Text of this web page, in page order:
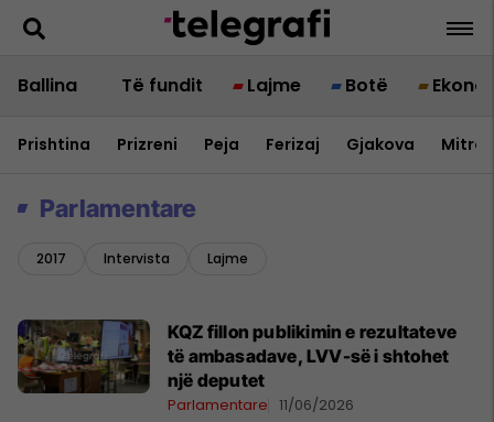
Ballina Të fundit Lajme Botë
Prishtina Prizreni Peja Ferizaj Gjakova
Parlamentare
2017 Intervista Lajme
KQZ fillon publikimin e rezultateve
të ambasadave, LVV-së i shtohet
një deputet
Parlamentare 11/06/2026